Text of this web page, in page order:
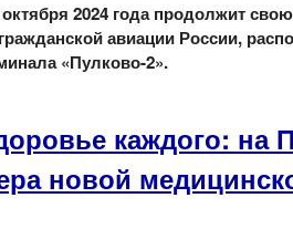
2024 года продолжит
авиации России,
«Пулково-2».
каждого: на
новой